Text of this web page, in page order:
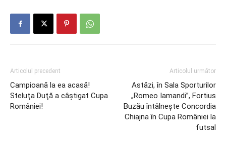
Articolul precedent
Campioană la ea acasă!
Steluţa Duţă a câştigat Cupa
României!
Articolul următor
Astăzi, în Sala Sporturilor
„Romeo Iamandi”, Fortius
Buzău întâlneşte Concordia
Chiajna în Cupa României la
futsal